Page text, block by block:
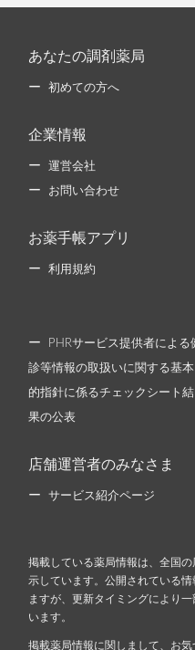
あなたの調剤薬局
初めての方へ
企業情報
運営会社
お問い合わせ
お薬手帳アプリ
利用規約
PHRサービス提供者による
診等情報の取扱いに関する基本
的指針に係るチェックシート結
果の公表
店舗運営者のみなさま
サービス紹介ページ
掲載している薬局情報は、全国
示しています。公開されている
ますが、更新タイミングにより
います。
掲載薬局情報に関しまして、お